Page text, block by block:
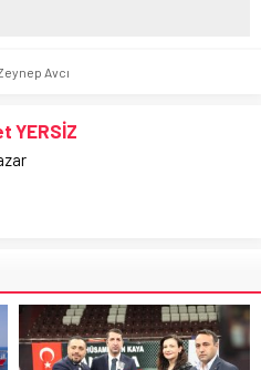
Avcı
YERSİZ